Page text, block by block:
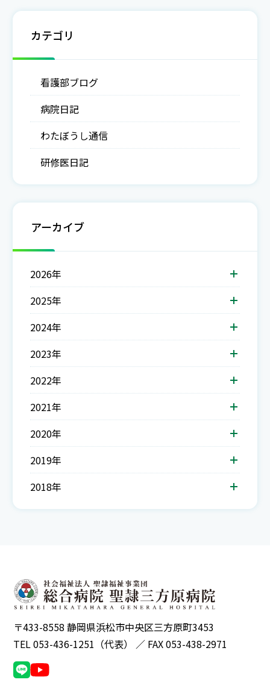
カテゴリ
看護部ブログ
病院日記
わたぼうし通信
研修医日記
アーカイブ
2026年
2025年
2024年
2023年
2022年
2021年
2020年
2019年
2018年
〒433-8558 静岡県浜松市中央区三方原町3453
TEL 053-436-1251（代表） ／ FAX 053-438-2971